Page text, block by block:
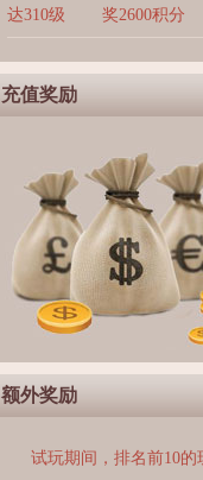
达310级 奖2600积分
充值奖励
额外奖励
试玩期间，排名前10